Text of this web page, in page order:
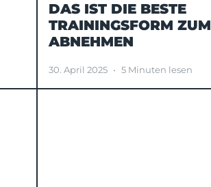
DAS IST DIE BESTE
TRAININGSFORM ZUM
ABNEHMEN
30. April 2025 • 5 Minuten lesen